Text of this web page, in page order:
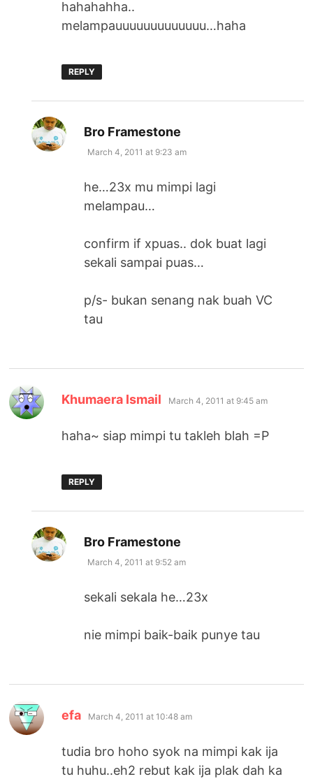
hahahahha..
melampauuuuuuuuuuuuu…haha
REPLY
Bro Framestone
March 4, 2011 at 9:23 am
he…23x mu mimpi lagi
melampau…
confirm if xpuas.. dok buat lagi
sekali sampai puas…
p/s- bukan senang nak buah VC
tau
Khumaera Ismail says:
March 4, 2011 at 9:45 am
haha~ siap mimpi tu takleh blah =P
REPLY
Bro Framestone
March 4, 2011 at 9:52 am
sekali sekala he…23x
nie mimpi baik-baik punye tau
efa says:
March 4, 2011 at 10:48 am
tudia bro hoho syok na mimpi kak ija
tu huhu..eh2 rebut kak ija plak dah ka